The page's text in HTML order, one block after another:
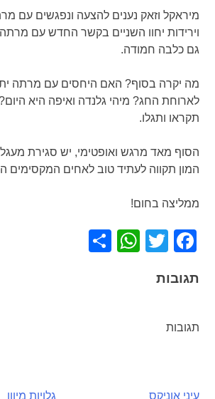
מיראקל וזאק נענים להצעה ונפגשים עם
וירידות יחוו השניים בקשר החדש עם
גם כלבה חמודה.
מה יקרה בסוף? האם היחסים עם מרתה
לארוחת החג? מיהי גלנדה ואיפה היא
תקראו ותגלו.
הסוף מאד מרגש ואופטימי, יש סגירת
המון תקווה לעתיד טוב לאחים המקסימים
ממליצה בחום!
Facebook
Twitter
WhatsApp
תגובות
תגובות
גלויות מיוון עיני אוניקס